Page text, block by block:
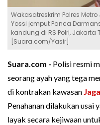
Wakasatreskrim Polres
Yossi jemput Panca
kandung di RS Polri, Jakarta
[Suara.com/Yasir]
Suara.com - Polisi resmi
seorang ayah yang tega
di kontrakan kawasan
Penahanan dilakukan usai
layak secara kejiwaan